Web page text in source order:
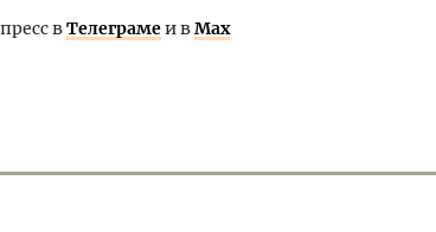
вТелеграмеи вMax